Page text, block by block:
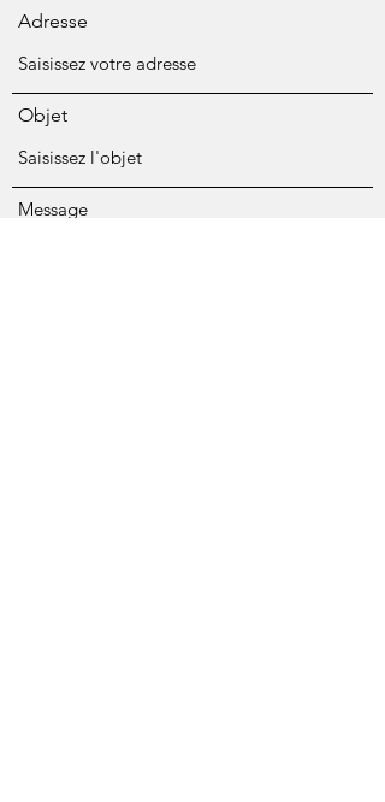
Adresse
Objet
Message